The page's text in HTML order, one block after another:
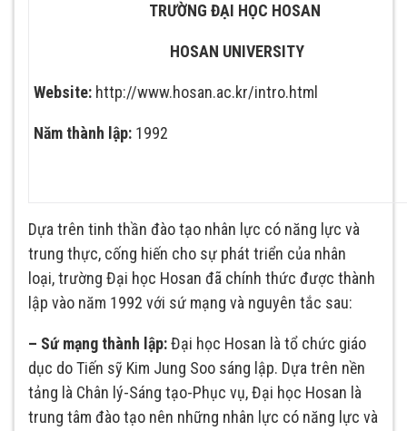
TRƯỜNG ĐẠI HỌC HOSAN
HOSAN UNIVERSITY
Website: http://www.hosan.ac.kr/intro.html
Năm thành lập: 1992
Dựa trên tinh thần đào tạo nhân lực có năng lực và
trung thực, cống hiến cho sự phát triển của nhân
loại, trường Đại học Hosan đã chính thức được thành
lập vào năm 1992 với sứ mạng và nguyên tắc sau:
– Sứ mạng thành lập:Đại học Hosan là tổ chức giáo
dục do Tiến sỹ Kim Jung Soo sáng lập. Dựa trên nền
tảng là Chân lý-Sáng tạo-Phục vụ, Đại học Hosan là
trung tâm đào tạo nên những nhân lực có năng lực và